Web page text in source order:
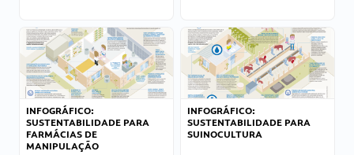
INFOGRÁFICO:
SUSTENTABILIDADE PARA
FARMÁCIAS DE
MANIPULAÇÃO
INFOGRÁFICO:
SUSTENTABILIDADE PARA
SUINOCULTURA